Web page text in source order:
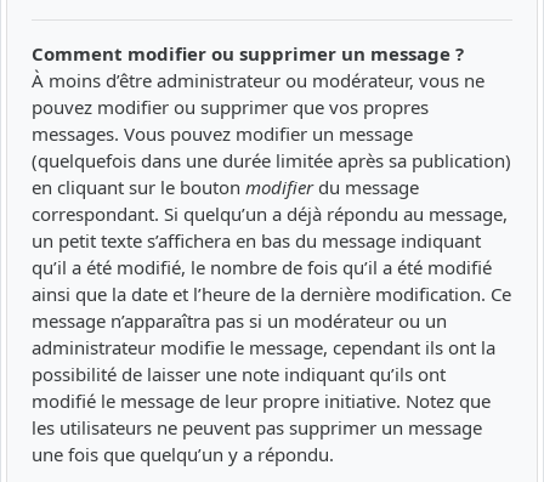
Comment modifier ou supprimer un message ?
À moins d’être administrateur ou modérateur, vous ne
pouvez modifier ou supprimer que vos propres
messages. Vous pouvez modifier un message
(quelquefois dans une durée limitée après sa publication)
en cliquant sur le bouton modifierdu message
correspondant. Si quelqu’un a déjà répondu au message,
un petit texte s’affichera en bas du message indiquant
qu’il a été modifié, le nombre de fois qu’il a été modifié
ainsi que la date et l’heure de la dernière modification. Ce
message n’apparaîtra pas si un modérateur ou un
administrateur modifie le message, cependant ils ont la
possibilité de laisser une note indiquant qu’ils ont
modifié le message de leur propre initiative. Notez que
les utilisateurs ne peuvent pas supprimer un message
une fois que quelqu’un y a répondu.